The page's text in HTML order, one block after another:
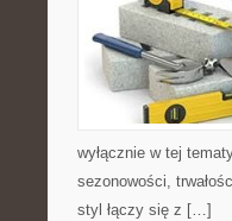
wyłącznie w tej
sezonowości,
styl łączy się z […]